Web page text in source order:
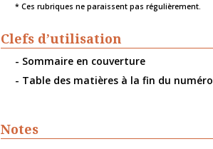
* Ces rubriques ne paraissent pas régulièrement.
Clefs d’utilisation
- Sommaire en couverture
- Table des matières à la fin du numéro
Notes